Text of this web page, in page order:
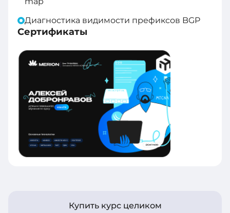
Диагностика видимости префиксов BGP
Сертификаты
Купить курс целиком